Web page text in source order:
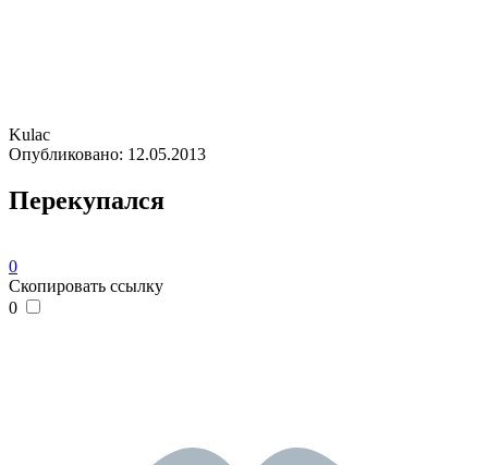
Kulac
Опубликовано: 12.05.2013
Перекупался
0
Скопировать ссылку
0